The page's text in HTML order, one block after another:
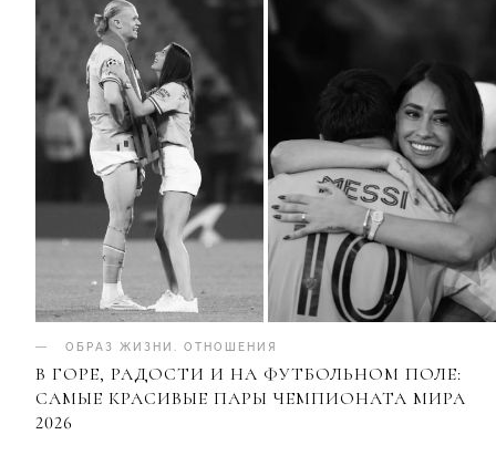
ОБРАЗ ЖИЗНИ . ОТНОШЕНИЯ
В ГОРЕ, РАДОСТИ И НА ФУТБОЛЬНОМ ПОЛЕ:
САМЫЕ КРАСИВЫЕ ПАРЫ ЧЕМПИОНАТА МИРА
2026